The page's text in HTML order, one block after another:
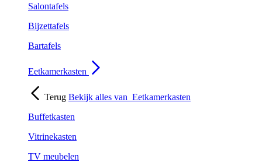
Salontafels
Bijzettafels
Bartafels
Eetkamerkasten
Terug Bekijk alles van Eetkamerkasten
Buffetkasten
Vitrinekasten
TV meubelen